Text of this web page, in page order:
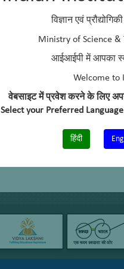
विज्ञान एवं
Ministry of Science &
आईआईपी में आपका
Welcome to
वेबसाइट में प्रवेश करने के लिए
Select your Preferred
हिंदी
–